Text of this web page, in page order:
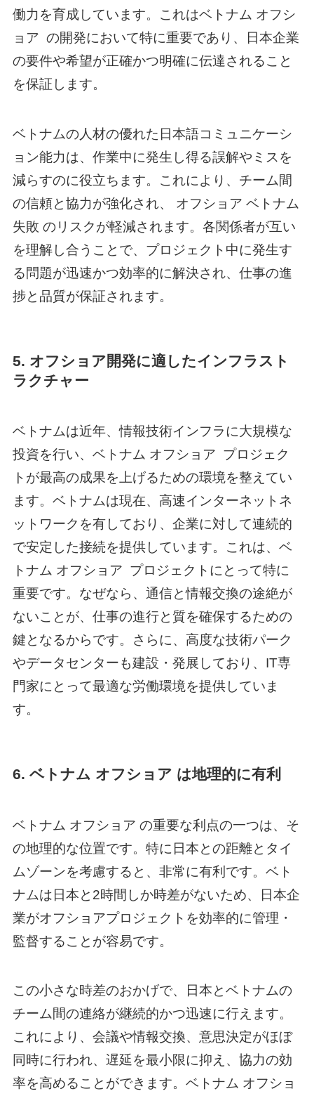
働力を育成しています。これはベトナム オフシ
ョア の開発において特に重要であり、日本企業
の要件や希望が正確かつ明確に伝達されること
を保証します。
ベトナムの人材の優れた日本語コミュニケーシ
ョン能力は、作業中に発生し得る誤解やミスを
減らすのに役立ちます。これにより、チーム間
の信頼と協力が強化され、 オフショア ベトナム
失敗 のリスクが軽減されます。各関係者が互い
を理解し合うことで、プロジェクト中に発生す
る問題が迅速かつ効率的に解決され、仕事の進
捗と品質が保証されます。
5. オフショア開発に適したインフラスト
ラクチャー
ベトナムは近年、情報技術インフラに大規模な
投資を行い、 ベトナム オフショア プロジェク
トが最高の成果を上げるための環境を整えてい
ます。ベトナムは現在、高速インターネットネ
ットワークを有しており、企業に対して連続的
で安定した接続を提供しています。これは、 ベ
トナム オフショア プロジェクトにとって特に
重要です。なぜなら、通信と情報交換の途絶が
ないことが、仕事の進行と質を確保するための
鍵となるからです。さらに、高度な技術パーク
やデータセンターも建設・発展しており、IT専
門家にとって最適な労働環境を提供していま
す。
6. ベトナム オフショア は地理的に有利
ベトナム オフショア の重要な利点の一つは、そ
の地理的な位置です。特に日本との距離とタイ
ムゾーンを考慮すると、非常に有利です。ベト
ナムは日本と2時間しか時差がないため、日本企
業がオフショアプロジェクトを効率的に管理・
監督することが容易です。
この小さな時差のおかげで、日本とベトナムの
チーム間の連絡が継続的かつ迅速に行えます。
これにより、会議や情報交換、意思決定がほぼ
同時に行われ、遅延を最小限に抑え、協力の効
率を高めることができます。 ベトナム オフショ